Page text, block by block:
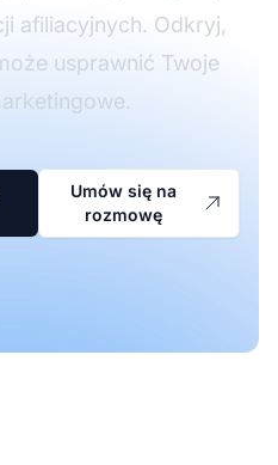
afiliacyjnych. Odkryj,
usprawnić Twoje
Umów się na
rozmowę